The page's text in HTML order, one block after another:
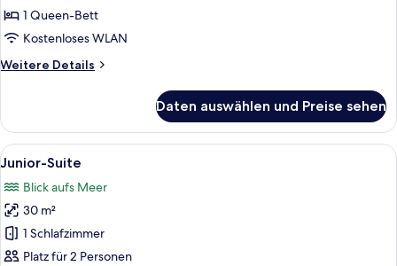
1 Queen-Bett
Kostenloses WLAN
Weitere Details
Weitere
Suite
Daten auswählen und Preise sehen
Alle
Fotos
für
Junior-
Suite
anzeigen
Ein modernes Schlafzimmer mit
18
Junior-Suite
Blick aufs Meer
30 m²
1 Schlafzimmer
Platz für 2 Personen